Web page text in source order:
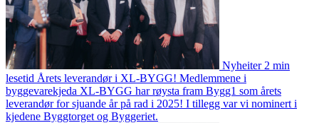
Nyheiter 2 min
lesetid Årets leverandør i XL-BYGG! Medlemmene i
byggevarekjeda XL-BYGG har røysta fram Bygg1 som årets
leverandør for sjuande år på rad i 2025! I tillegg var vi nominert i
kjedene Byggtorget og Byggeriet.